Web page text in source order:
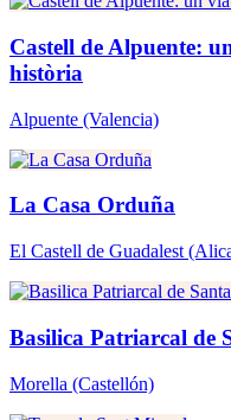
Castell de Alpuente:
història
Alpuente (Valencia)
La Casa Orduña
El Castell de Guadalest
Basilica Patriarcal de
Morella (Castellón)